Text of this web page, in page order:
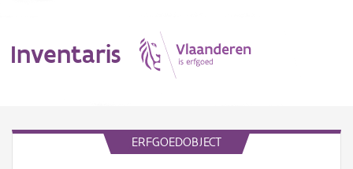
Inventaris
ERFGOEDOBJECT